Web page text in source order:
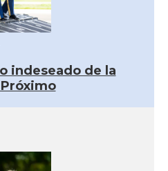
indeseado de la